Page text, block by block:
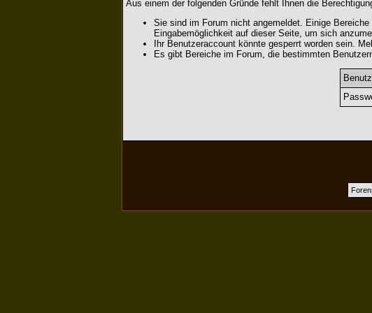
Aus einem der folgenden Gründe fehlt Ihnen die
Sie sind im Forum nicht angemeldet. Einige
Eingabemöglichkeit auf dieser Seite, um sich
Ihr Benutzeraccount könnte gesperrt worden sein.
Es gibt Bereiche im Forum, die bestimmten